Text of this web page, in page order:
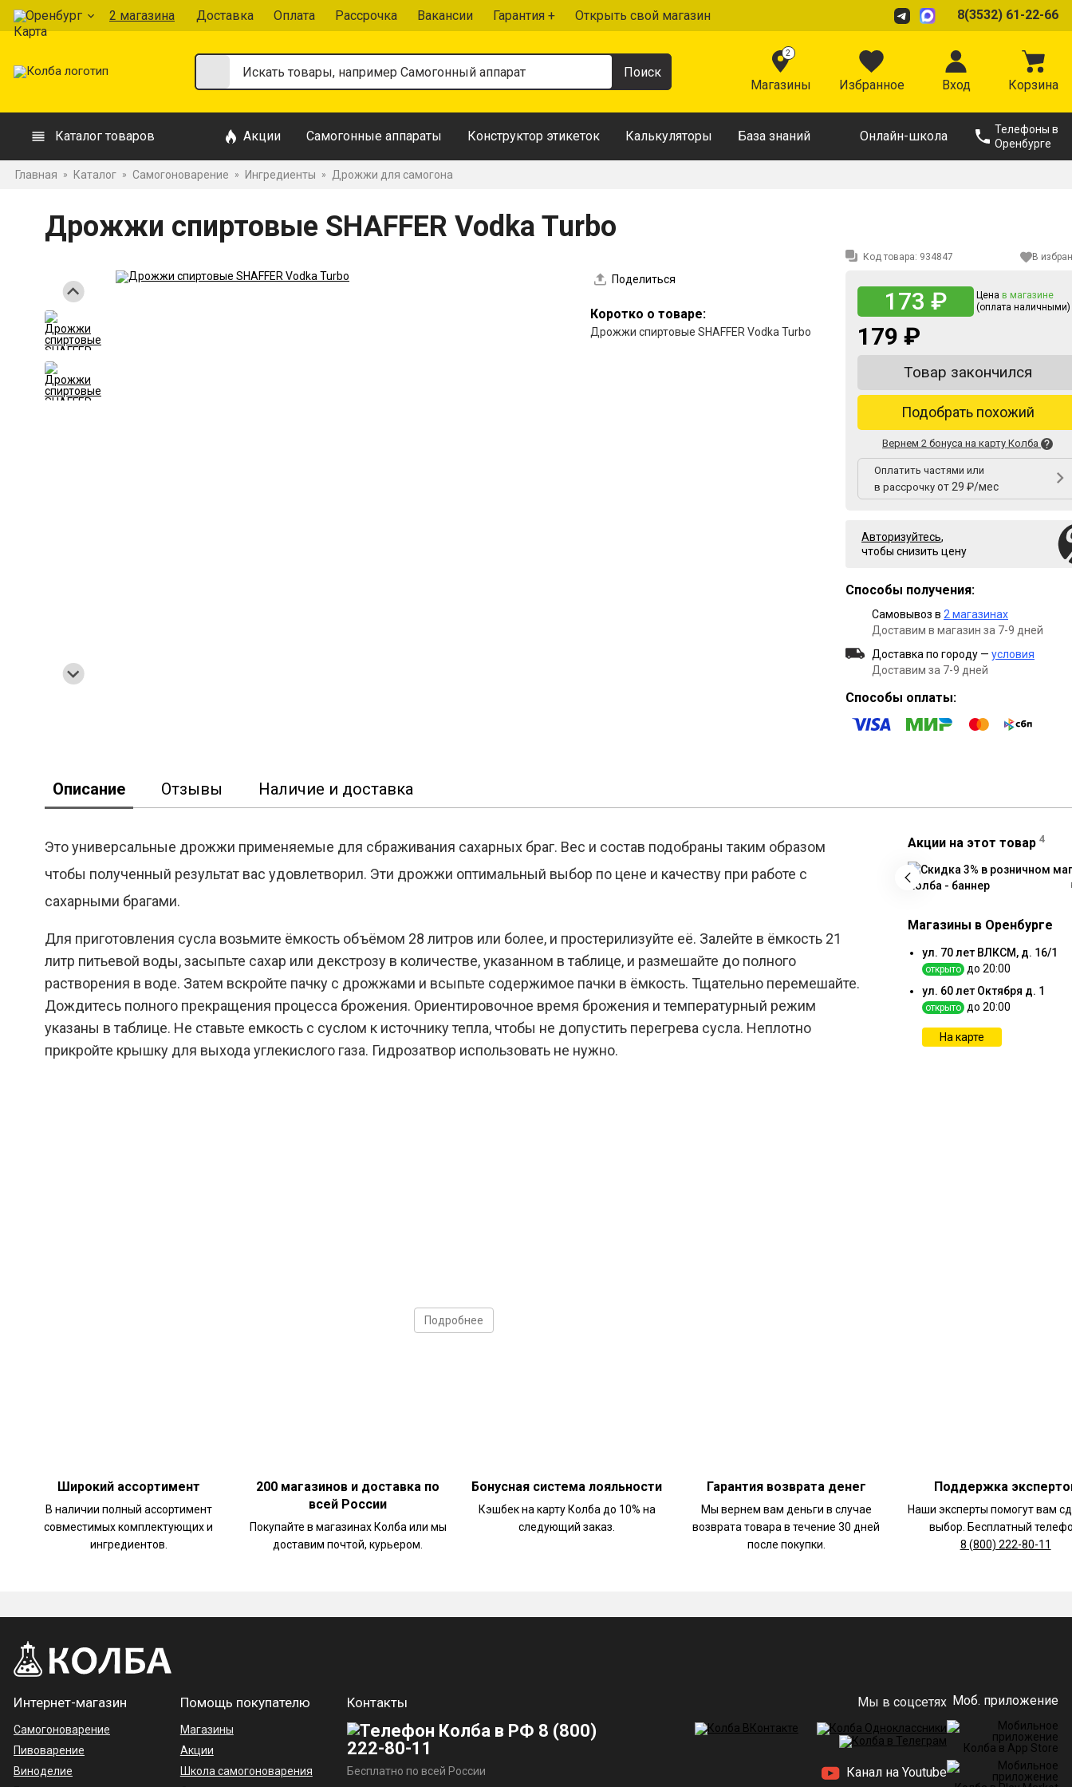
Оренбург 2 магазина Доставка Оплата Рассрочка Вакансии Гарантия + Открыть свой магазин 8(3532) 61-22-66
2
Магазины Избранное Вход Корзина
Каталог товаров Акции Самогонные аппараты Конструктор этикеток Калькуляторы База знаний Онлайн-школа
Телефоны в
Оренбурге
Главная » Каталог » Самогоноварение » Ингредиенты » Дрожжи для самогона
Дрожжи спиртовые SHAFFER Vodka Turbo
Поделиться
Коротко о товаре:
Дрожжи спиртовые SHAFFER Vodka Turbo
Код товара: 934847 В
173 ₽ Цена в магазине
(оплата наличными)
179 ₽
Товар закончился
Подобрать похожий
Вернем 2 бонуса на карту Колба
Оплатить частями или
в рассрочку от 29 ₽/мес
Авторизуйтесь,
чтобы снизить цену
Способы получения:
Самовывоз в 2 магазинах
Доставим в магазин за 7-9 дней
Доставка по городу — условия
Доставим за 7-9 дней
Способы оплаты:
Описание Отзывы Наличие и доставка
Это универсальные дрожжи применяемые для сбраживания сахарных браг. Вес и состав подобраны таким образом
чтобы полученный результат вас удовлетворил. Эти дрожжи оптимальный выбор по цене и качеству при работе с
сахарными брагами.
Для приготовления сусла возьмите ёмкость объёмом 28 литров или более, и простерилизуйте её. Залейте в ёмкость 21
литр питьевой воды, засыпьте сахар или декстрозу в количестве, указанном в таблице, и размешайте до полного
растворения в воде. Затем вскройте пачку с дрожжами и всыпьте содержимое пачки в ёмкость. Тщательно перемешайте.
Дождитесь полного прекращения процесса брожения. Ориентировочное время брожения и температурный режим
указаны в таблице. Не ставьте емкость с суслом к источнику тепла, чтобы не допустить перегрева сусла. Неплотно
прикройте крышку для выхода углекислого газа. Гидрозатвор использовать не нужно.
Подробнее
Акции на этот товар 4
Магазины в Оренбурге
ул. 70 лет ВЛКСМ, д. 16/1
открыто до 20:00
ул. 60 лет Октября д. 1
открыто до 20:00
На карте
Широкий ассортимент
В наличии полный ассортимент
совместимых комплектующих и
ингредиентов.
200 магазинов и доставка по
всей России
Покупайте в магазинах Колба или мы
доставим почтой, курьером.
Бонусная система лояльности
Кэшбек на карту Колба до 10% на
следующий заказ.
Гарантия возврата денег
Мы вернем вам деньги в случае
возврата товара в течение 30 дней
после покупки.
Поддержка
Наши эксперты помогут вам
выбор. Бесплатный
8 (800) 222-80-11
Интернет-магазин
Самогоноварение
Пивоварение
Виноделие
Помощь покупателю
Магазины
Акции
Школа самогоноварения
Контакты
8 (800)
222-80-11
Бесплатно по всей России
Мы в соцсетях
Канал на Youtube
Моб. приложение